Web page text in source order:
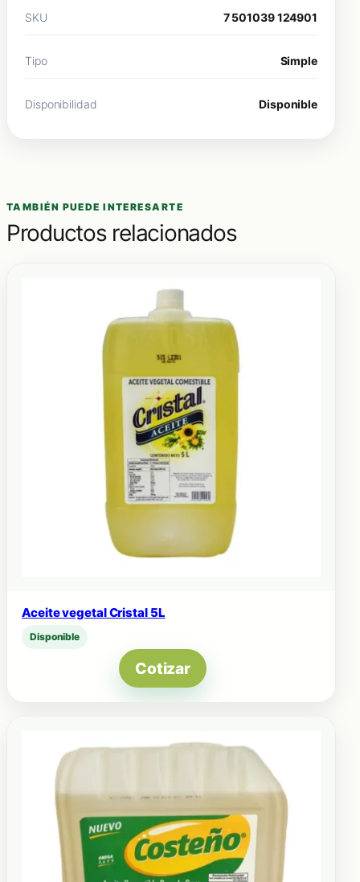
SKU 7 501039 124901
Tipo Simple
Disponibilidad Disponible
TAMBIÉN PUEDE INTERESARTE
Productos relacionados
Aceite vegetal Cristal 5L
Disponible
Cotizar